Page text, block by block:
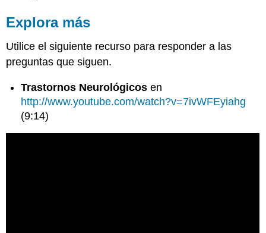
Explora más
Utilice el siguiente recurso para responder a las
preguntas que siguen.
Trastornos Neurológicos en
http://www.youtube.com/watch?v=7ivWFEyiahg
(9:14)